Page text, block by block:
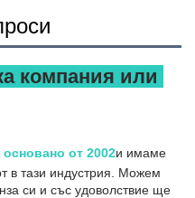
компания или
основано от 2002и имаме
в тази индустрия. Можем
си и със удоволствие ще